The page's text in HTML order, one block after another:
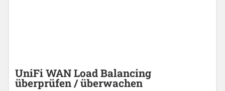
UniFi WAN Load Balancing
überprüfen / überwachen